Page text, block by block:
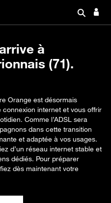
à
(71).
Orange est désormais
internet et vous offrir
Comme l’ADSL sera
dans cette transition
et adaptée à vos usages.
d’un réseau internet stable et
dédiés. Pour préparer
dès maintenant votre